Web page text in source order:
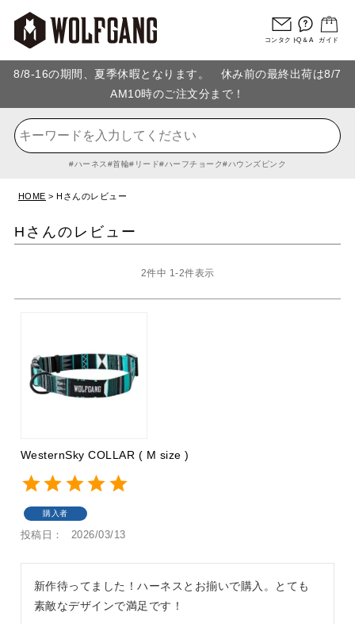
コンタクトQ＆A ガイド
8/8-16の期間、夏季休暇となります。 休み前の最終出荷は8/7
AM10時のご注文分まで！
ハーネス 首輪 リード ハーフチョーク ハウンズピンク
HOME Hさんのレビュー
Hさんのレビュー
2件中 1 -2件表示
WesternSky COLLAR ( M size )
購入者
投稿日 2026/03/13
新作待ってました！ハーネスとお揃いで購入。とても
素敵なデザインで満足です！